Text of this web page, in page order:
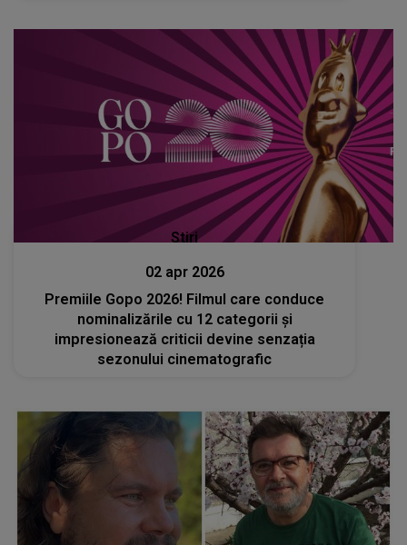
Stiri
02 apr 2026
Premiile Gopo 2026! Filmul care conduce
nominalizările cu 12 categorii și
impresionează criticii devine senzația
sezonului cinematografic